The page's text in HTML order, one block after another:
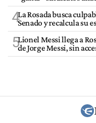
4La Rosada busca
Senado y recalcula su
5Lionel Messi llega a
de Jorge Messi, sin